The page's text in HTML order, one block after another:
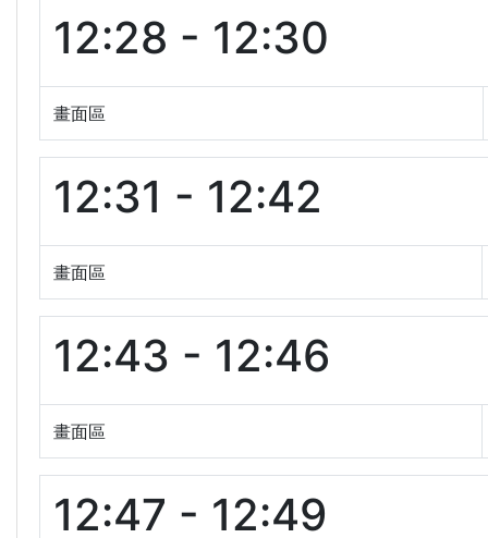
12:28 - 12:30
畫面區
12:31 - 12:42
畫面區
12:43 - 12:46
畫面區
12:47 - 12:49